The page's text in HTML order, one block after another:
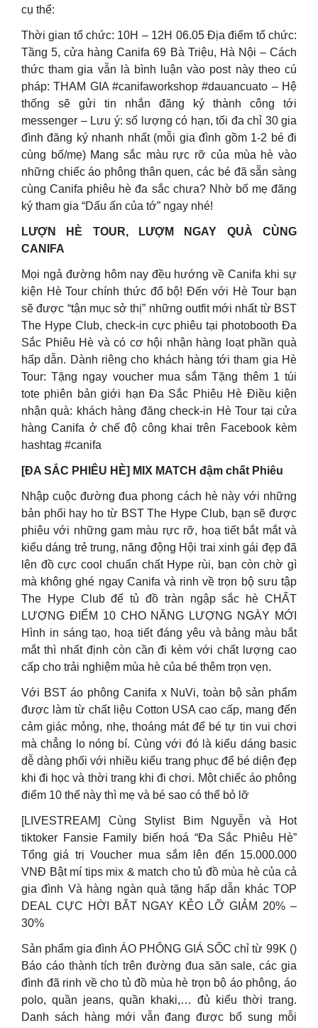
cụ thể:
Thời gian tổ chức: 10H – 12H 06.05 Địa điểm tổ chức:
Tầng 5, cửa hàng Canifa 69 Bà Triệu, Hà Nội – Cách
thức tham gia vẫn là bình luận vào post này theo cú
pháp: THAM GIA #canifaworkshop #dauancuato – Hệ
thống sẽ gửi tin nhắn đăng ký thành công tới
messenger – Lưu ý: số lượng có hạn, tối đa chỉ 30 gia
đình đăng ký nhanh nhất (mỗi gia đình gồm 1-2 bé đi
cùng bố/mẹ) Mang sắc màu rực rỡ của mùa hè vào
những chiếc áo phông thân quen, các bé đã sẵn sàng
cùng Canifa phiêu hè đa sắc chưa? Nhờ bố mẹ đăng
ký tham gia “Dấu ấn của tớ” ngay nhé!
LƯỢN HÈ TOUR, LƯỢM NGAY QUÀ CÙNG
CANIFA
Mọi ngả đường hôm nay đều hướng về Canifa khi sự
kiện Hè Tour chính thức đổ bộ! Đến với Hè Tour bạn
sẽ được “tận mục sở thị” những outfit mới nhất từ BST
The Hype Club, check-in cực phiêu tại photobooth Đa
Sắc Phiêu Hè và có cơ hội nhận hàng loạt phần quà
hấp dẫn. Dành riêng cho khách hàng tới tham gia Hè
Tour: Tặng ngay voucher mua sắm Tặng thêm 1 túi
tote phiên bản giới hạn Đa Sắc Phiêu Hè Điều kiện
nhận quà: khách hàng đăng check-in Hè Tour tại cửa
hàng Canifa ở chế độ công khai trên Facebook kèm
hashtag #canifa
[ĐA SẮC PHIÊU HÈ] MIX MATCH đậm chất Phiêu
Nhập cuộc đường đua phong cách hè này với những
bản phối hay ho từ BST The Hype Club, bạn sẽ được
phiêu với những gam màu rực rỡ, hoạ tiết bắt mắt và
kiểu dáng trẻ trung, năng động Hội trai xinh gái đẹp đã
lên đồ cực cool chuẩn chất Hype rùi, bạn còn chờ gì
mà không ghé ngay Canifa và rinh về trọn bộ sưu tập
The Hype Club để tủ đồ tràn ngập sắc hè CHẤT
LƯỢNG ĐIỂM 10 CHO NĂNG LƯỢNG NGÀY MỚI
Hình in sáng tạo, hoạ tiết đáng yêu và bảng màu bắt
mắt thì nhất định còn cần đi kèm với chất lượng cao
cấp cho trải nghiệm mùa hè của bé thêm trọn vẹn.
Với BST áo phông Canifa x NuVi, toàn bộ sản phẩm
được làm từ chất liệu Cotton USA cao cấp, mang đến
cảm giác mỏng, nhẹ, thoáng mát để bé tự tin vui chơi
mà chẳng lo nóng bí. Cùng với đó là kiểu dáng basic
dễ dàng phối với nhiều kiểu trang phục để bé diện đẹp
khi đi học và thời trang khi đi chơi. Một chiếc áo phông
điểm 10 thế này thì mẹ và bé sao có thể bỏ lỡ
[LIVESTREAM] Cùng Stylist Bim Nguyễn và Hot
tiktoker Fansie Family biến hoá “Đa Sắc Phiêu Hè”
Tổng giá trị Voucher mua sắm lên đến 15.000.000
VNĐ Bật mí tips mix & match cho tủ đồ mùa hè của cả
gia đình Và hàng ngàn quà tặng hấp dẫn khác TOP
DEAL CỰC HỜI BẮT NGAY KẺO LỠ GIẢM 20% –
30%
Sản phẩm gia đình ÁO PHÔNG GIÁ SỐC chỉ từ 99K ()
Báo cáo thành tích trên đường đua săn sale, các gia
đình đã rinh về cho tủ đồ mùa hè trọn bộ áo phông, áo
polo, quần jeans, quần khaki,… đủ kiểu thời trang.
Danh sách hàng mới vẫn đang được bổ sung mỗi